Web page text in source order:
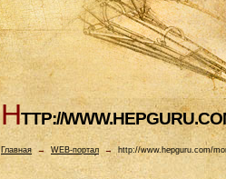
HTTP://
Главная→ WEB-портал → http://www.hepguru.com/